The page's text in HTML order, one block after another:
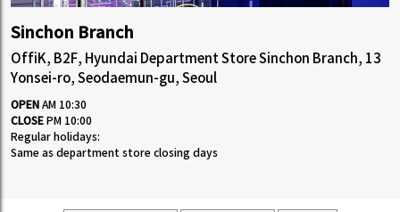
Sinchon Branch
OffiK, B2F, Hyundai Department Store Sinchon Branch, 13
Yonsei-ro, Seodaemun-gu, Seoul
OPEN AM 10:30
CLOSE PM 10:00
Regular holidays:
Same as department store closing days